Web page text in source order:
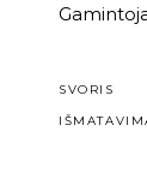
SVORIS